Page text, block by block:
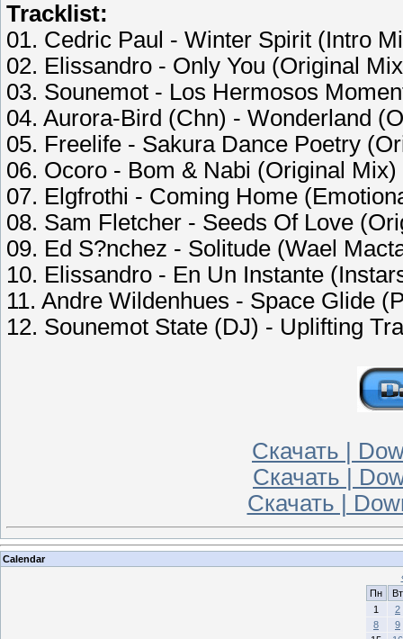
Tracklist:
01. Cedric Paul - Winter Spirit (Intro
02. Elissandro - Only You (Original
03. Sounemot - Los Hermosos
04. Aurora-Bird (Chn) - Wonderland
05. Freelife - Sakura Dance Poetry
06. Ocoro - Bom & Nabi (Original Mix)
07. Elgfrothi - Coming Home
08. Sam Fletcher - Seeds Of Love
09. Ed S?nchez - Solitude (Wael
10. Elissandro - En Un Instante
11. Andre Wildenhues - Space Glide
12. Sounemot State (DJ) - Uplifting
Скачать |
Скачать |
Скачать |
Calendar
Пн
Вт
1
2
8
9